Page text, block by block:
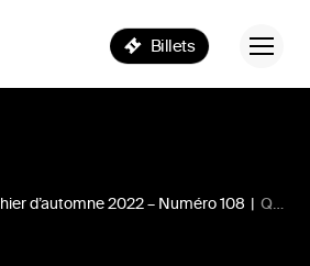
Billets
d’automne 2022 – Numéro 108 | Questions existentielles et réverbérations astrologiques